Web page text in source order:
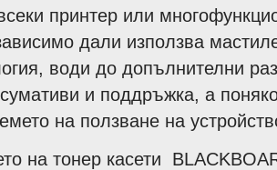
принтер или
дали използва
води до допълнителни
и поддръжка, а
на ползване на
на тонер касети